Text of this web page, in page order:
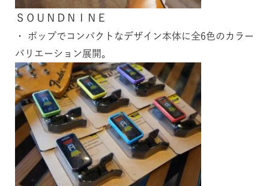
ＳＯＵＮＤＮＩＮＥ
・ ポップでコンパクトなデザイン本体に全6色のカラー
バリエーション展開。